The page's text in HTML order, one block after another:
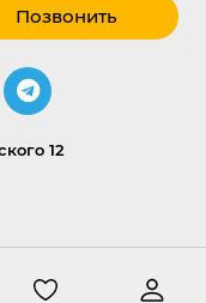
Позвонить
12